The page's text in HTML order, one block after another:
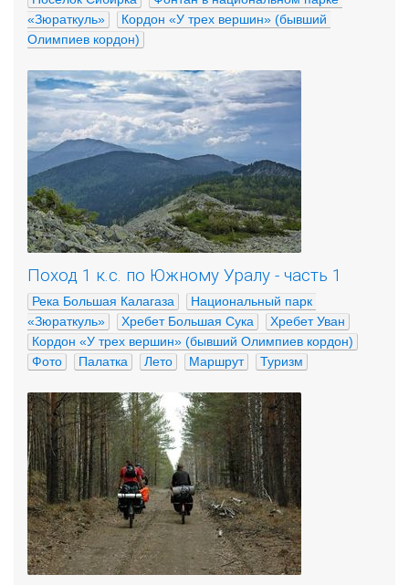
«Зюраткуль»
Кордон «У трех вершин» (бывший
Олимпиев кордон)
Поход 1 к.с. по Южному Уралу - часть 1
Река Большая Калагаза
Национальный парк
«Зюраткуль»
Хребет Большая Сука
Хребет Уван
Кордон «У трех вершин» (бывший Олимпиев кордон)
Фото
Палатка Лето Маршрут Туризм